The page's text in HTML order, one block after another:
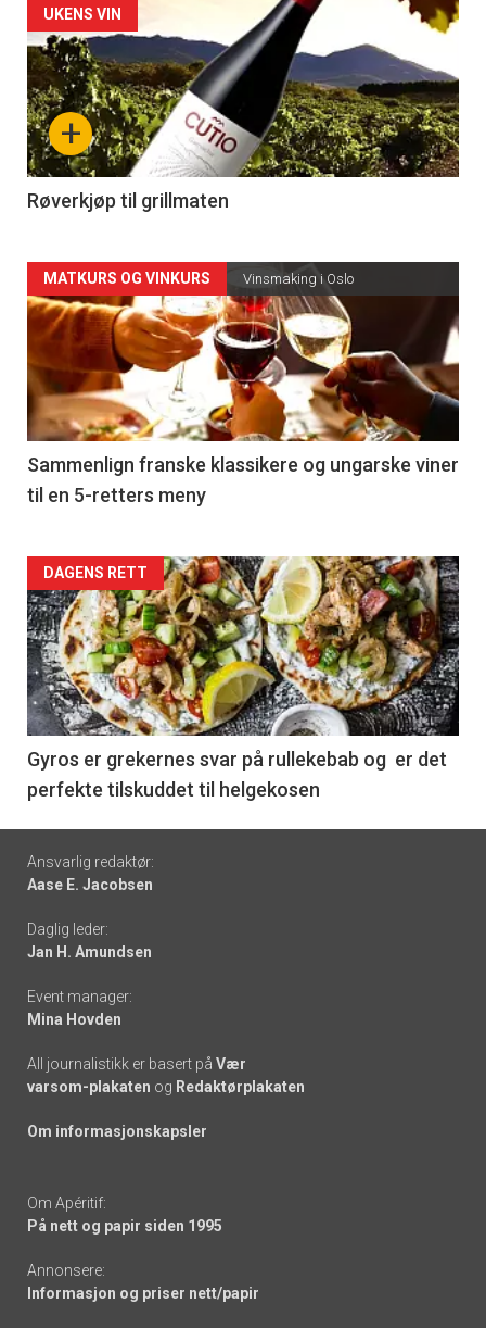
Forsiden
akkurat
nå
-
4
+
UKENS VIN
Røverkjøp til grillmaten
Forsiden
akkurat
nå
-
5
MATKURS OG VINKURS Vinsmaking i Oslo
Sammenlign franske klassikere og ungarske viner
til en 5-retters meny
Forsiden
akkurat
nå
-
6
DAGENS RETT
Gyros er grekernes svar på rullekebab og er det
perfekte tilskuddet til helgekosen
Footer
-
links
Ansvarlig redaktør:
Aase E. Jacobsen
Daglig leder:
Jan H. Amundsen
Event manager:
Mina Hovden
All journalistikk er basert på Vær
varsom-plakaten og Redaktørplakaten
Om informasjonskapsler
Om Apéritif:
På nett og papir siden 1995
Annonsere:
Informasjon og priser nett/papir